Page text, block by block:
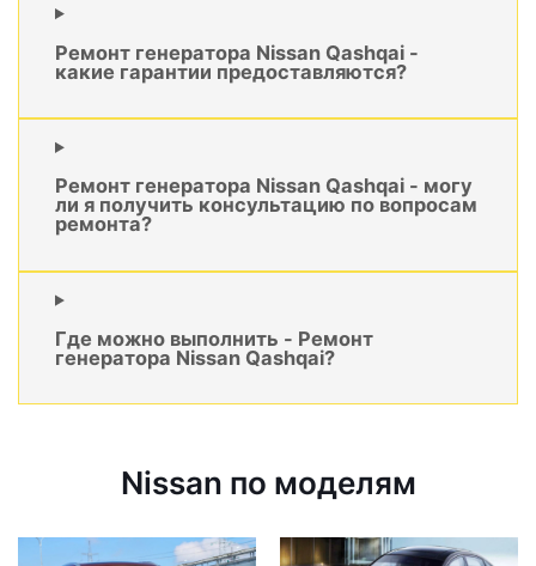
Ремонт генератора Nissan Qashqai -
какие гарантии предоставляются?
Ремонт генератора Nissan Qashqai - могу
ли я получить консультацию по вопросам
ремонта?
Где можно выполнить - Ремонт
генератора Nissan Qashqai?
Nissan по моделям